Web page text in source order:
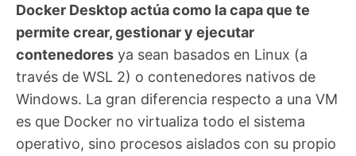
Docker Desktop actúa como la capa que te
permite crear, gestionar y ejecutar
contenedores ya sean basados en Linux (a
través de WSL 2) o contenedores nativos de
Windows. La gran diferencia respecto a una VM
es que Docker no virtualiza todo el sistema
operativo, sino procesos aislados con su propio